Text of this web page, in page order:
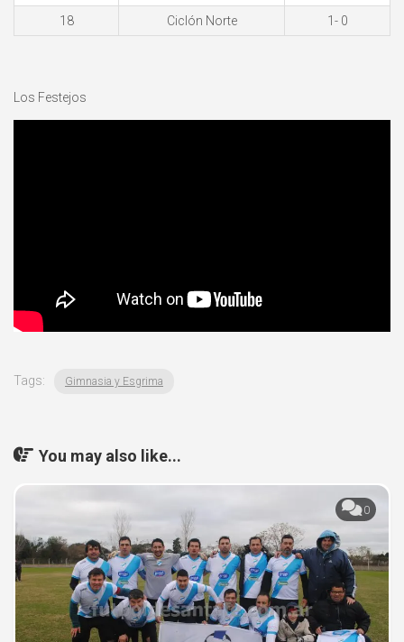
18 Ciclón Norte 1- 0
Los Festejos
Tags: Gimnasia y Esgrima
You may also like...
0